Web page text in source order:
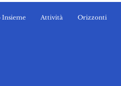
Attività Orizzonti